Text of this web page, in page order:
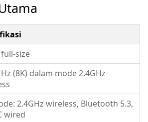
full-size
(8K) dalam mode 2.4GHz
2.4GHz wireless, Bluetooth 5.3,
wired